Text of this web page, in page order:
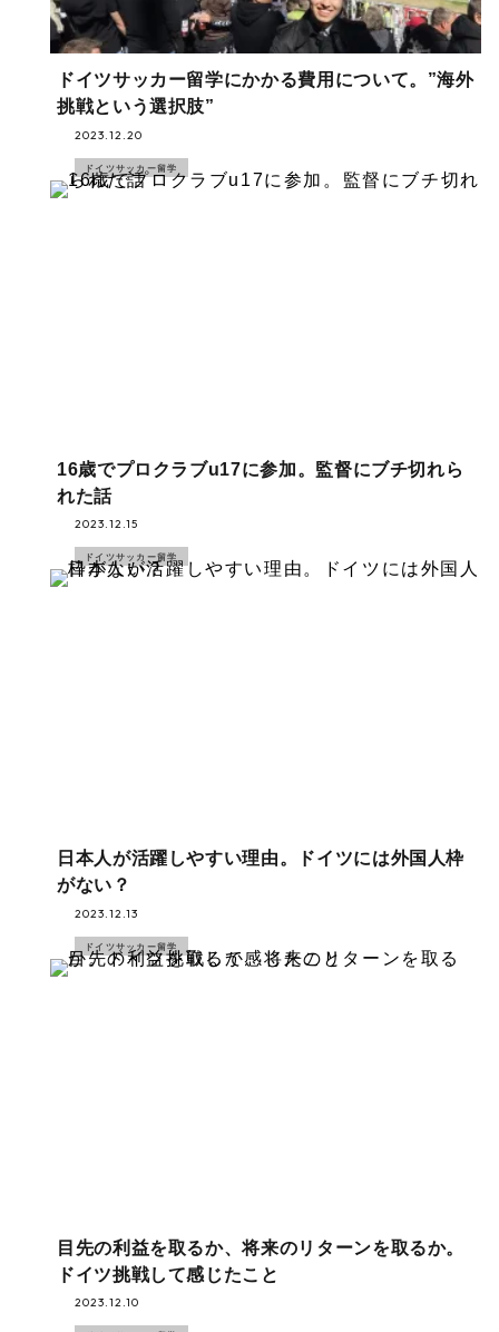
ドイツサッカー留学にかかる費用について。”海外
挑戦という選択肢”
2023.12.20
ドイツサッカー留学
16歳でプロクラブu17に参加。監督にブチ切れら
れた話
2023.12.15
ドイツサッカー留学
日本人が活躍しやすい理由。ドイツには外国人枠
がない？
2023.12.13
ドイツサッカー留学
目先の利益を取るか、将来のリターンを取るか。
ドイツ挑戦して感じたこと
2023.12.10